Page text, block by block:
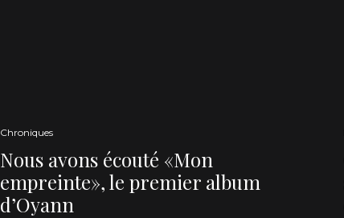
Chroniques
Nous avons écouté «Mon
empreinte», le premier album
d’Oyann